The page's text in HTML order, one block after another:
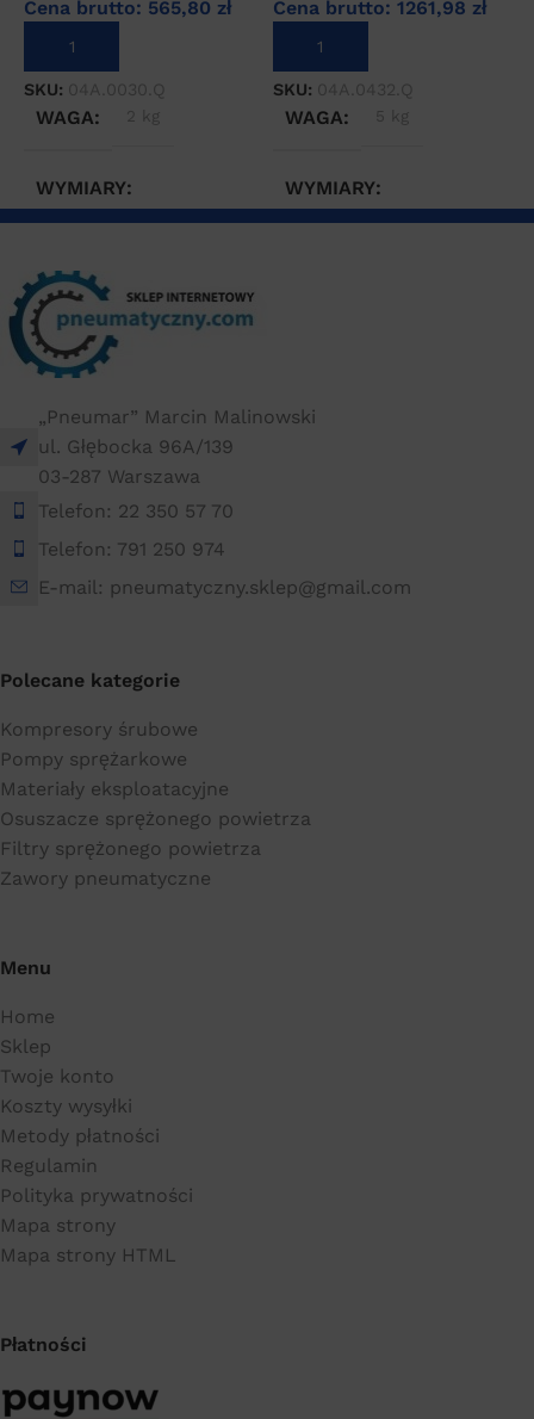
Cena brutto: 565,80 zł
DODAJ DO KOSZYKA
SKU: 04A.0030.Q
WAGA 2 kg
WYMIARY
Cena brutto: 1261,98 zł
DODAJ DO KOSZYKA
SKU: 04A.0432.Q
WAGA 5 kg
WYMIARY
„Pneumar” Marcin Malinowski
ul. Głębocka 96A/139
03-287 Warszawa
Telefon: 22 350 57 70
Telefon: 791 250 974
E-mail: pneumatyczny.sklep@gmail.com
Polecane kategorie
Kompresory śrubowe
Pompy sprężarkowe
Materiały eksploatacyjne
Osuszacze sprężonego powietrza
Filtry sprężonego powietrza
Zawory pneumatyczne
Menu
Home
Sklep
Twoje konto
Koszty wysyłki
Metody płatności
Regulamin
Polityka prywatności
Mapa strony
Mapa strony HTML
Płatności